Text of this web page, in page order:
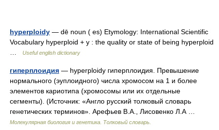
hyperploidy — dē noun ( es) Etymology: International Scientific
Vocabulary hyperploid + y : the quality or state of being hyperploid
Useful english dictionary
гиперплоидия — hyperploidy гиперплоидия. Превышение
нормального (эуплоидного) числа хромосом на 1 и более
элементов кариотипа (хромосомы или их отдельные
сегменты). (Источник: «Англо русский толковый словарь
генетических терминов». Арефьев В.А., Лисовенко Л.А …
Молекулярная биология и генетика. Толковый словарь.